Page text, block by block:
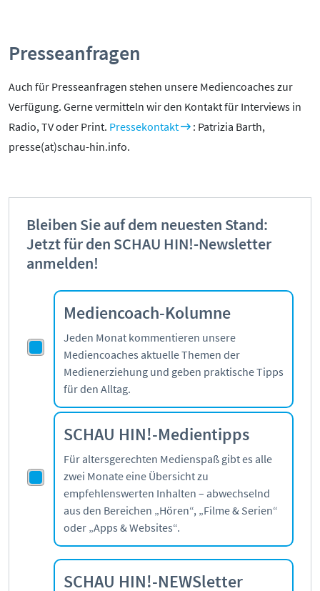
Presseanfragen
Auch für Presseanfragen stehen unsere Mediencoaches zur
Verfügung. Gerne vermitteln wir den Kontakt für Interviews in
Radio, TV oder Print. Pressekontakt
: Patrizia Barth,
presse(at)schau-hin.info.
Bleiben Sie auf dem neuesten Stand:
Jetzt für den SCHAU HIN!-Newsletter
anmelden!
Mediencoach-Kolumne
Jeden Monat kommentieren unsere
Mediencoaches aktuelle Themen der
Medienerziehung und geben praktische Tipps
für den Alltag.
SCHAU HIN!-Medientipps
Für altersgerechten Medienspaß gibt es alle
zwei Monate eine Übersicht zu
empfehlenswerten Inhalten – abwechselnd
aus den Bereichen „Hören“, „Filme & Serien“
oder „Apps & Websites“.
SCHAU HIN!-NEWSletter